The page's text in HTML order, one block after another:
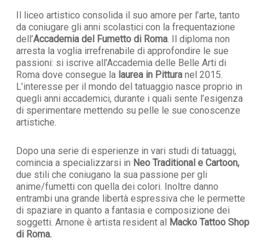
Il liceo artistico consolida il suo amore per l’arte, tanto
da coniugare gli anni scolastici con la frequentazione
dell’Accademia del Fumetto di Roma. Il diploma non
arresta la voglia irrefrenabile di approfondire le sue
passioni: si iscrive all’Accademia delle Belle Arti di
Roma dove consegue la laurea in Pitturanel 2015.
L’interesse per il mondo del tatuaggio nasce proprio in
quegli anni accademici, durante i quali sente l’esigenza
di sperimentare mettendo su pelle le sue conoscenze
artistiche.
Dopo una serie di esperienze in vari studi di tatuaggi,
comincia a specializzarsi in Neo Traditional e Cartoon,
due stili che coniugano la sua passione per gli
anime/fumetti con quella dei colori. Inoltre danno
entrambi una grande libertà espressiva che le permette
di spaziare in quanto a fantasia e composizione dei
soggetti. Arnone è artista resident al Macko Tattoo Shop
di Roma.